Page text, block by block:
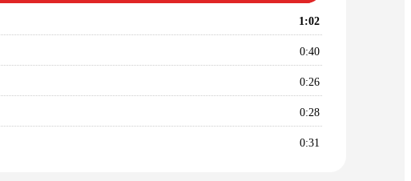
haut/bas
augmenter
diminuer
volume.
1:02
0:40
0:26
0:28
0:31